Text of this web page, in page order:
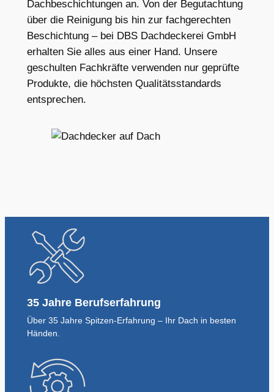
Dachbeschichtungen an. Von der Begutachtung
über die Reinigung bis hin zur fachgerechten
Beschichtung – bei DBS Dachdeckerei GmbH
erhalten Sie alles aus einer Hand. Unsere
geschulten Fachkräfte verwenden nur geprüfte
Produkte, die höchsten Qualitätsstandards
entsprechen.
35 Jahre Berufserfahrung
Über 35 Jahre Spitzen-Erfahrung – Ihr Dach in besten
Händen.